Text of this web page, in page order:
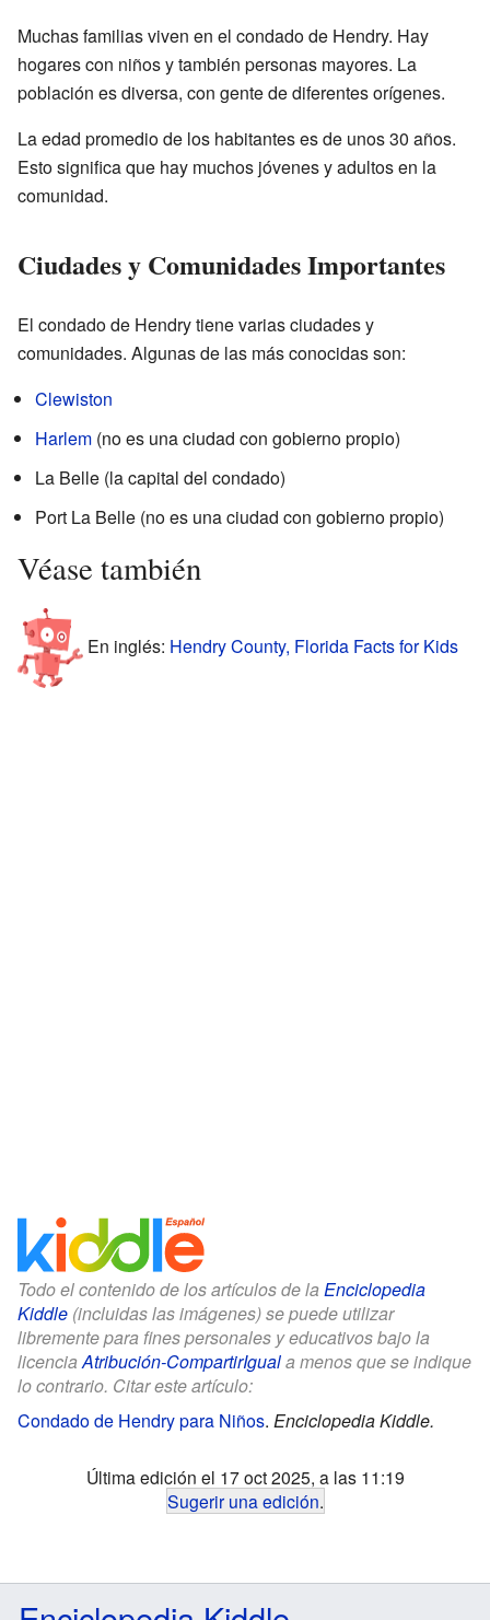
Muchas familias viven en el condado de Hendry. Hay
hogares con niños y también personas mayores. La
población es diversa, con gente de diferentes orígenes.
La edad promedio de los habitantes es de unos 30 años.
Esto significa que hay muchos jóvenes y adultos en la
comunidad.
Ciudades y Comunidades Importantes
El condado de Hendry tiene varias ciudades y
comunidades. Algunas de las más conocidas son:
Clewiston
Harlem (no es una ciudad con gobierno propio)
La Belle (la capital del condado)
Port La Belle (no es una ciudad con gobierno propio)
Véase también
En inglés: Hendry County, Florida Facts for Kids
Todo el contenido de los artículos de la Enciclopedia
Kiddle (incluidas las imágenes) se puede utilizar
libremente para fines personales y educativos bajo la
licenciaAtribución-CompartirIguala menos que se indique
lo contrario. Citar este artículo:
Condado de Hendry para Niños. Enciclopedia Kiddle.
Última edición el 17 oct 2025, a las 11:19
Sugerir una edición.